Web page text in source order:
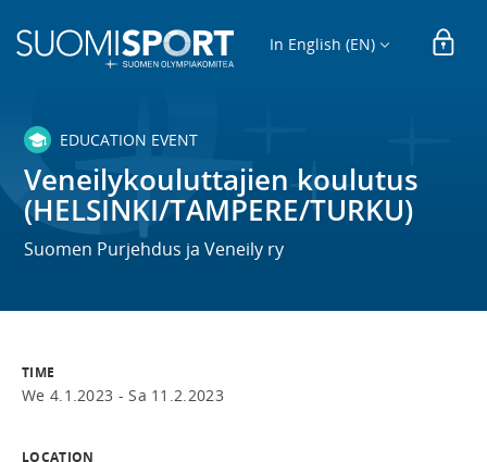
In English (EN)
EDUCATION EVENT
Veneilykouluttajien koulutus
(HELSINKI/TAMPERE/TURKU)
Suomen Purjehdus ja Veneily ry
TIME
We 4.1.2023 -Sa 11.2.2023
LOCATION